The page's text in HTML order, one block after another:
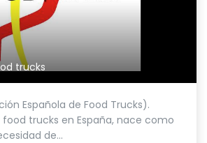
trucks
Española de Food Trucks).
food trucks en España, nace como
de...